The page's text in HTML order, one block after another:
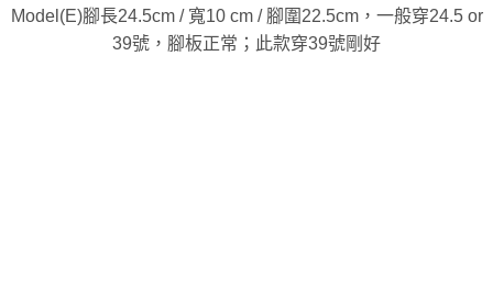
Model(E)腳長24.5cm / 寬10 cm / 腳圍22.5cm，一般穿24.5 or
39號，腳板正常；此款穿39號剛好